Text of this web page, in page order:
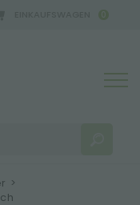
0
>